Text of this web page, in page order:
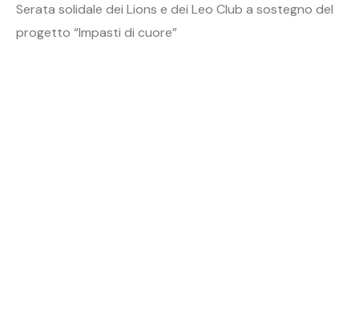
Serata solidale dei Lions e dei Leo Club a sostegno del
progetto “Impasti di cuore”